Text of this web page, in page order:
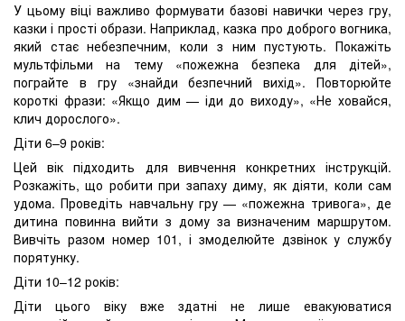
У цьому віці важливо формувати базові навички через гру,
казки і прості образи. Наприклад, казка про доброго вогника,
який стає небезпечним, коли з ним пустують. Покажіть
мультфільми на тему «пожежна безпека для дітей»,
пограйте в гру «знайди безпечний вихід». Повторюйте
короткі фрази: «Якщо дим — іди до виходу», «Не ховайся,
клич дорослого».
Діти 6–9 років:
Цей вік підходить для вивчення конкретних інструкцій.
Розкажіть, що робити при запаху диму, як діяти, коли сам
удома. Проведіть навчальну гру — «пожежна тривога», де
дитина повинна вийти з дому за визначеним маршрутом.
Вивчіть разом номер 101, і змоделюйте дзвінок у службу
порятунку.
Діти 10–12 років:
Діти цього віку вже здатні не лише евакуюватися